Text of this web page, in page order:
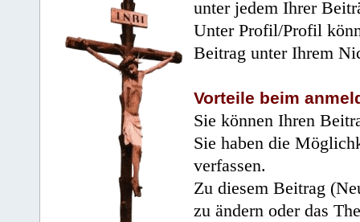
unter jedem Ihrer
Unter Profil/Profil
Beitrag unter Ihrem
Vorteile beim
Sie können Ihren
Sie haben die
verfassen.
Zu diesem Beitrag
zu ändern oder das